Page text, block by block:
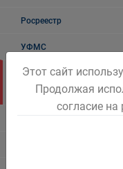
Росреестр
УФМС
Государственное
Территориальный Центр
О проведении публичных
Этот сайт
Продолжая
согласие